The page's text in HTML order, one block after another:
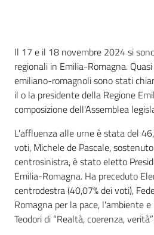
Introduzione
Il 17 e il 18 novembre 2024 si
regionali in Emilia-Romagna.
emiliano-romagnoli sono stati
il o la presidente della Regione
composizione dell'Assemblea
L'affluenza alle urne è stata del
voti, Michele de Pascale,
centrosinistra, è stato eletto
Emilia-Romagna. Ha preceduto
centrodestra (40,07% dei voti),
Romagna per la pace, l'ambiente e
Teodori di “Realtà, coerenza,